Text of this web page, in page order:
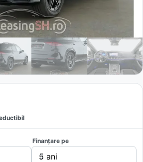
Finanțare pe
5 ani